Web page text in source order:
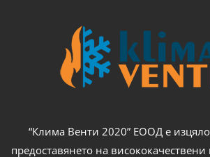
“Клима Венти 2020” ЕООД е
предоставянето на